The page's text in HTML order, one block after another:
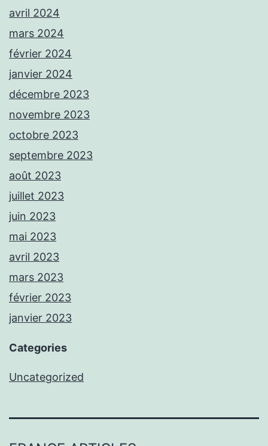
avril 2024
mars 2024
février 2024
janvier 2024
décembre 2023
novembre 2023
octobre 2023
septembre 2023
août 2023
juillet 2023
juin 2023
mai 2023
avril 2023
mars 2023
février 2023
janvier 2023
Categories
Uncategorized